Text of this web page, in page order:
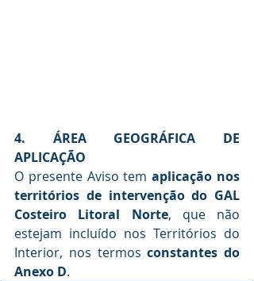
4. ÁREA GEOGRÁFICA DE
APLICAÇÃO
O presente Aviso tem aplicação nos
territórios de intervenção do GAL
Costeiro Litoral Norte, que não
estejam incluído nos Territórios do
Interior, nos termos constantes do
Anexo D.